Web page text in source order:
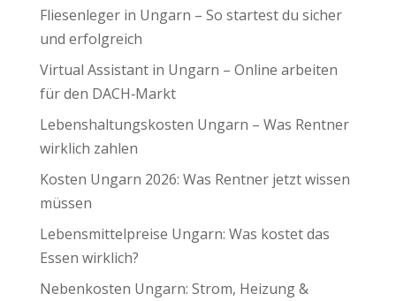
Fliesenleger in Ungarn – So startest du sicher
und erfolgreich
Virtual Assistant in Ungarn – Online arbeiten
für den DACH‑Markt
Lebenshaltungskosten Ungarn – Was Rentner
wirklich zahlen
Kosten Ungarn 2026: Was Rentner jetzt wissen
müssen
Lebensmittelpreise Ungarn: Was kostet das
Essen wirklich?
Nebenkosten Ungarn: Strom, Heizung &